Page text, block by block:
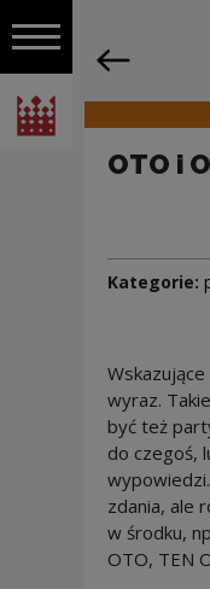
Włącz nawigację
Narodowe Centrum
Nawigacja
OTO i
Kategorie:
wyraz.
być też
do czegoś,
zdania, ale
w środku,
OTO, TEN